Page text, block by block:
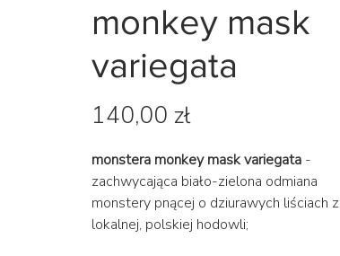
monkey mask
variegata
140,00 złCena
monstera monkey mask variegata -
zachwycająca biało-zielona odmiana
monstery pnącej o dziurawych liściach z
lokalnej, polskiej hodowli;